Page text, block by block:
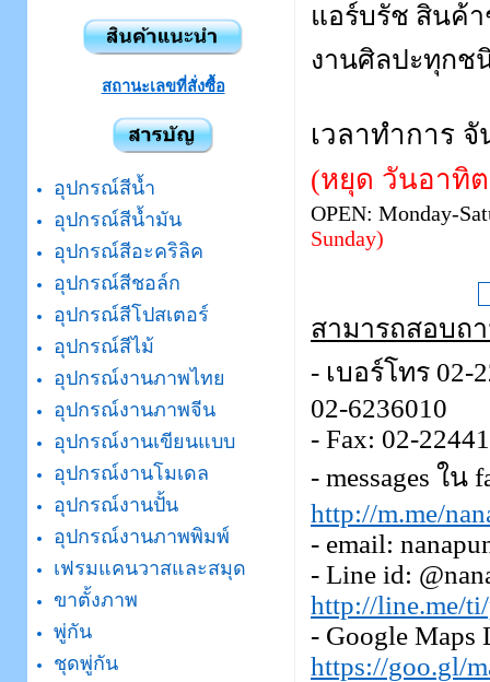
สถานะเลขที่สั่งซื้อ
อุปกรณ์สีน้ำ
อุปกรณ์สีน้ำมัน
อุปกรณ์สีอะคริลิค
อุปกรณ์สีชอล์ก
อุปกรณ์สีโปสเตอร์
อุปกรณ์สีไม้
อุปกรณ์งานภาพไทย
อุปกรณ์งานภาพจีน
อุปกรณ์งานเขียนแบบ
อุปกรณ์งานโมเดล
อุปกรณ์งานปั้น
อุปกรณ์งานภาพพิมพ์
เฟรมแคนวาสและสมุด
ขาตั้งภาพ
พู่กัน
ชุดพู่กัน
แอร์บรัช สินค้
งานศิลปะทุกช
เวลาทำการ จั
(หยุด วันอาทิ
OPEN: Monday-
Sunday)
สามารถสอบถ
- เบอร์โทร 02-
02-6236010
- Fax: 02-
- messages ใน
http://m.me/
- email:
- Line id:
http://line.me/
- Google Maps
https://goo.gl/